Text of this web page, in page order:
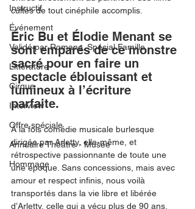
Instructif
Événement
Validé par Romane. Spécial Famille
Littérature
Cirque
Interview
Offre spéciale
Annuaire Théâtre - Musée
Hommage
cultes de tout cinéphile accomplis.
Éric Bu et Élodie Menant se
sont emparés de ce monstre
sacré pour en faire un
spectacle éblouissant et
lumineux à l’écriture
parfaite.
À la fois comédie musicale burlesque
dirigée par Arletty, elle-même, et
rétrospective passionnante de toute une
une époque. Sans concessions, mais avec
amour et respect infinis, nous voilà
transportés dans la vie libre et libérée
d’Arletty, celle qui a vécu plus de 90 ans.